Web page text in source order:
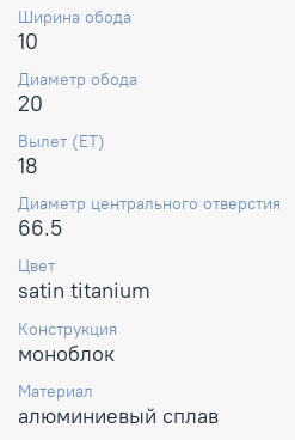
Ширина обода
10
Диаметр обода
20
Вылет (ET)
18
Диаметр центрального отверстия
66.5
Цвет
satin titanium
Конструкция
моноблок
Материал
алюминиевый сплав